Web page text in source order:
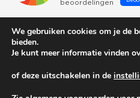
We gebruiken cookies om je de
bieden.
Je kunt meer informatie vinden
of deze uitschakelen in de